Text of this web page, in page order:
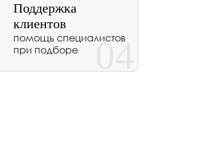
Поддержка
клиентов
помощь специалистов
при подборе
04